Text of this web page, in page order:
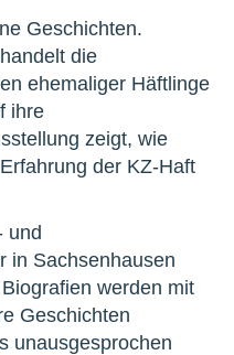
Geschichten.
die
ehemaliger Häftlinge
ihre
zeigt, wie
der KZ-Haft
und
in Sachsenhausen
werden mit
Geschichten
unausgesprochen